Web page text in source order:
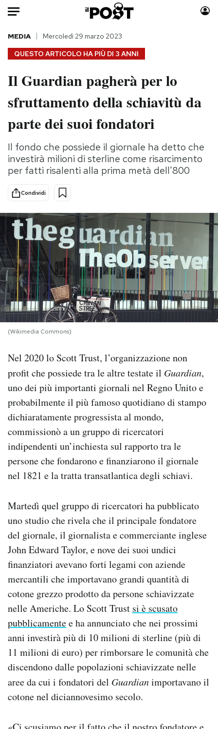
Auto
HOME
Italia
Politica
Tecnologia
Scienza
Cultura
Sport
Moda
Consumismi
Storie/Idee
Media
Europa
PODCAST
NEWSLETTER
I MIEI PREFERITI
SHOP
AREA PERSONALE
Area Personale
Newsletter
Notifiche mobile
Regala il Post
Hai bisogno di aiuto?
QUESTO ARTICOLO HA PIÙ DI 3 ANNI
MEDIA Mercoledì 29 marzo 2023
Il Guardian pagherà per lo
sfruttamento della schiavitù da
parte dei suoi fondatori
Il fondo che possiede il giornale ha detto che
investirà milioni di sterline come risarcimento
per fatti risalenti alla prima metà dell'800
Condividi
(Wikimedia Commons)
Nel 2020 lo Scott Trust, l’organizzazione non
profit che possiede tra le altre testate il Guardian,
uno dei più importanti giornali nel Regno Unito e
probabilmente il più famoso quotidiano di stampo
dichiaratamente progressista al mondo,
commissionò a un gruppo di ricercatori
indipendenti un’inchiesta sul rapporto tra le
persone che fondarono e finanziarono il giornale
nel 1821 e la tratta transatlantica degli schiavi.
Martedì quel gruppo di ricercatori ha pubblicato
uno studio che rivela che il principale fondatore
del giornale, il giornalista e commerciante inglese
John Edward Taylor, e nove dei suoi undici
finanziatori avevano forti legami con aziende
mercantili che importavano grandi quantità di
cotone grezzo prodotto da persone schiavizzate
nelle Americhe. Lo Scott Trust si è scusato
pubblicamentee ha annunciato che nei prossimi
anni investirà più di 10 milioni di sterline (più di
11 milioni di euro) per rimborsare le comunità che
discendono dalle popolazioni schiavizzate nelle
aree da cui i fondatori del Guardianimportavano il
cotone nel diciannovesimo secolo.